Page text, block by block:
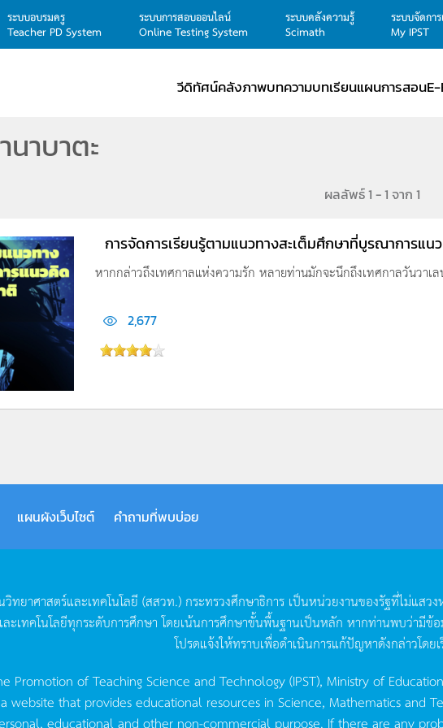
ระบบอบรมครู
Teacher PD System
ระบบการสอบออนไลน์
Online Testing System
ระบบคลังความรู้
Scimath
ระบบจัดกา
My IPST
วีดิทัศน์คลังภาพบทความบทเรียนแผนการสอน
นาบาตะ
ผลลัพธ์ 1 - 1 จาก 1
การจัดการเรียนรู้ตามแนวทางสะเต็มศึกษาที่บูรณาการแน
หากกล่าวถึงเทศกาลแห่งความรัก หลายท่านมักจะนึกถึงเทศกาลวันวาเ
2,677
แผนผังเว็บไซต์ คำถามที่พบบ่อย
ทยาศาสตร์และเทคโนโลยี (สสวท.) กระทรวงศึกษาธิการ เป็นหน่วยงานของรัฐที่ไม่แสวง
ะเทคโนโลยีทุกระดับการศึกษา โดยเน้นการศึกษาขั้นพื้นฐานเป็นหลัก หากท่านพบว่ามีข้
โปรดแจ้งให้ทราบเพื่อดำเนินการแก้ปัญหาดังกล่าวโดย
Promotion of Teaching Science and Technology (IPST), Ministry of
website that provides educational resources in Science, Mathematics and
educational and other non-commercial purpose. If there are any